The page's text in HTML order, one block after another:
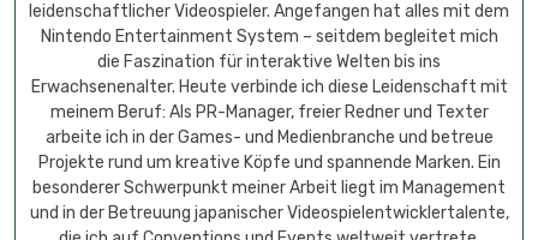
leidenschaftlicher Videospieler. Angefangen hat alles mit dem
Nintendo Entertainment System – seitdem begleitet mich
die Faszination für interaktive Welten bis ins
Erwachsenenalter. Heute verbinde ich diese Leidenschaft mit
meinem Beruf: Als PR-Manager, freier Redner und Texter
arbeite ich in der Games- und Medienbranche und betreue
Projekte rund um kreative Köpfe und spannende Marken. Ein
besonderer Schwerpunkt meiner Arbeit liegt im Management
und in der Betreuung japanischer Videospielentwicklertalente,